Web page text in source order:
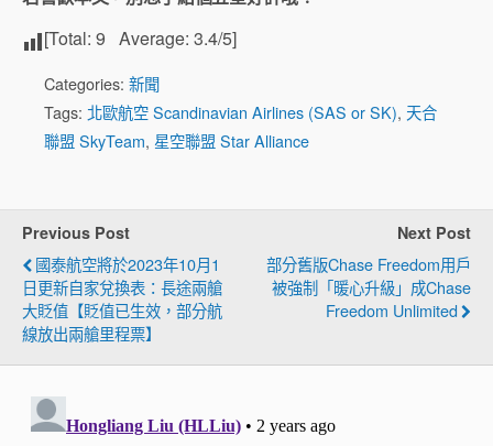
[Total: 9 Average: 3.4/5]
Categories: 新聞
Tags: 北歐航空 Scandinavian Airlines (SAS or SK), 天合
聯盟 SkyTeam, 星空聯盟 Star Alliance
Previous Post
國泰航空將於2023年10月1
日更新自家兌換表：長途兩艙
大貶值【貶值已生效，部分航
線放出兩艙里程票】
Next Post
部分舊版Chase Freedom用戶
被強制「暖心升級」成Chase
Freedom Unlimited